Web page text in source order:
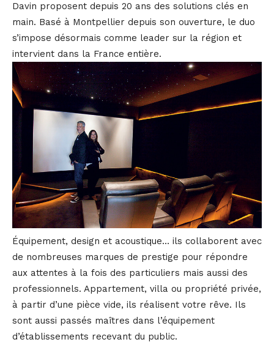
Davin proposent depuis 20 ans des solutions clés en
main. Basé à Montpellier depuis son ouverture, le duo
s’impose désormais comme leader sur la région et
intervient dans la France entière.
Équipement, design et acoustique… ils collaborent avec
de nombreuses marques de prestige pour répondre
aux attentes à la fois des particuliers mais aussi des
professionnels. Appartement, villa ou propriété privée,
à partir d’une pièce vide, ils réalisent votre rêve. Ils
sont aussi passés maîtres dans l’équipement
d’établissements recevant du public.